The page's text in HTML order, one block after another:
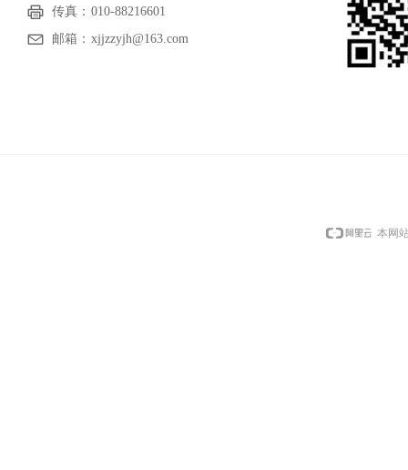
传真： 010-88216601
邮箱： xjjzzyjh@163.com
本网